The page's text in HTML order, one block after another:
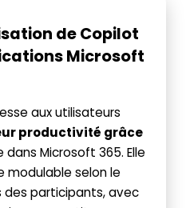
de Copilot
Microsoft
aux utilisateurs
productivité grâce
dans Microsoft 365. Elle
modulable selon le
participants, avec